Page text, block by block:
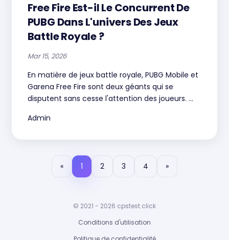
Free Fire Est-il Le Concurrent De
PUBG Dans L'univers Des Jeux
Battle Royale ?
Mar 15, 2026
En matière de jeux battle royale, PUBG Mobile et
Garena Free Fire sont deux géants qui se
disputent sans cesse l'attention des joueurs. ...
Admin
« 1 2 3 4 »
© 2021 - 2026 cpstest.click
Conditions d'utilisation